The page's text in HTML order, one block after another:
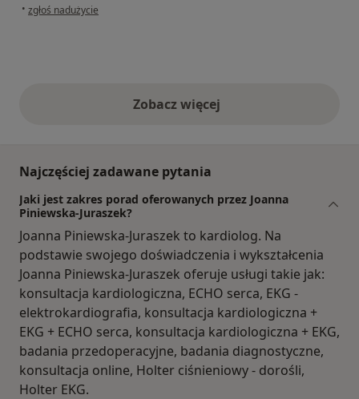
• w opinii użytkownika Wiktoria
zgłoś nadużycie
Zobacz więcejopinie powyżej
Najczęściej zadawane pytania
Jaki jest zakres porad oferowanych przez Joanna
Piniewska-Juraszek?
Joanna Piniewska-Juraszek to kardiolog. Na
podstawie swojego doświadczenia i wykształcenia
Joanna Piniewska-Juraszek oferuje usługi takie jak:
konsultacja kardiologiczna, ECHO serca, EKG -
elektrokardiografia, konsultacja kardiologiczna +
EKG + ECHO serca, konsultacja kardiologiczna + EKG,
badania przedoperacyjne, badania diagnostyczne,
konsultacja online, Holter ciśnieniowy - dorośli,
Holter EKG.